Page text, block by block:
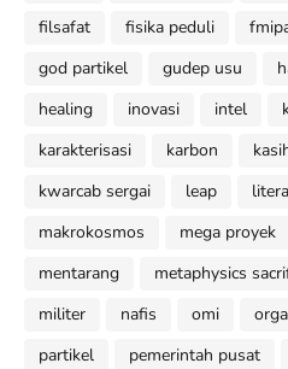
filsafat
fisika peduli
god partikel
gudep usu
healing
inovasi intel
karakterisasi
karbon
kwarcab sergai
leap
makrokosmos
mega proyek
mentarang
metaphysics
militer
nafis omi
partikel
pemerintah pusat